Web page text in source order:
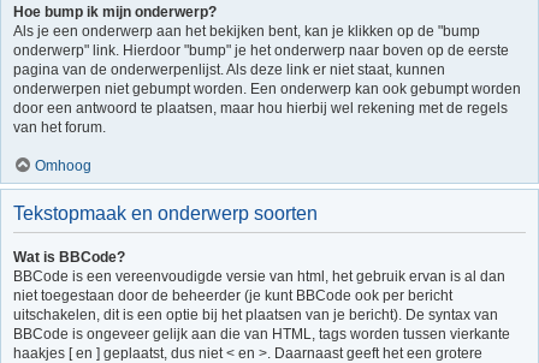
Hoe bump ik mijn onderwerp?
Als je een onderwerp aan het bekijken bent, kan je klikken op de "bump
onderwerp" link. Hierdoor "bump" je het onderwerp naar boven op de eerste
pagina van de onderwerpenlijst. Als deze link er niet staat, kunnen
onderwerpen niet gebumpt worden. Een onderwerp kan ook gebumpt worden
door een antwoord te plaatsen, maar hou hierbij wel rekening met de regels
van het forum.
Omhoog
Tekstopmaak en onderwerp soorten
Wat is BBCode?
BBCode is een vereenvoudigde versie van html, het gebruik ervan is al dan
niet toegestaan door de beheerder (je kunt BBCode ook per bericht
uitschakelen, dit is een optie bij het plaatsen van je bericht). De syntax van
BBCode is ongeveer gelijk aan die van HTML, tags worden tussen vierkante
haakjes [ en ] geplaatst, dus niet < en >. Daarnaast geeft het een grotere